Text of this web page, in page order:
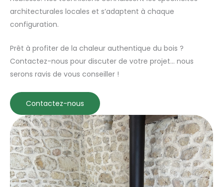
architecturales locales et s’adaptent à chaque
configuration.
Prêt à profiter de la chaleur authentique du bois ?
Contactez-nous pour discuter de votre projet… nous
serons ravis de vous conseiller !
Contactez-nous